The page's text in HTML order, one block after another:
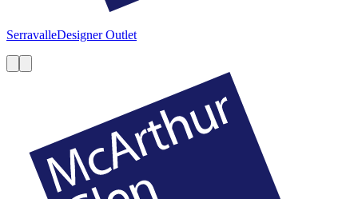
SerravalleDesigner Outlet